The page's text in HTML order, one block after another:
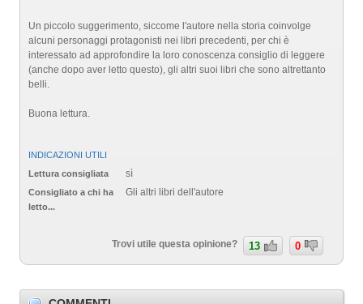
Un piccolo suggerimento, siccome l'autore nella storia coinvolge
alcuni personaggi protagonisti nei libri precedenti, per chi è
interessato ad approfondire la loro conoscenza consiglio di leggere
(anche dopo aver letto questo), gli altri suoi libri che sono altrettanto
belli.
Buona lettura.
INDICAZIONI UTILI
Lettura consigliata
sì
Consigliato a chi ha
letto...
Gli altri libri dell'autore
Trovi utile questa opinione? 13 0